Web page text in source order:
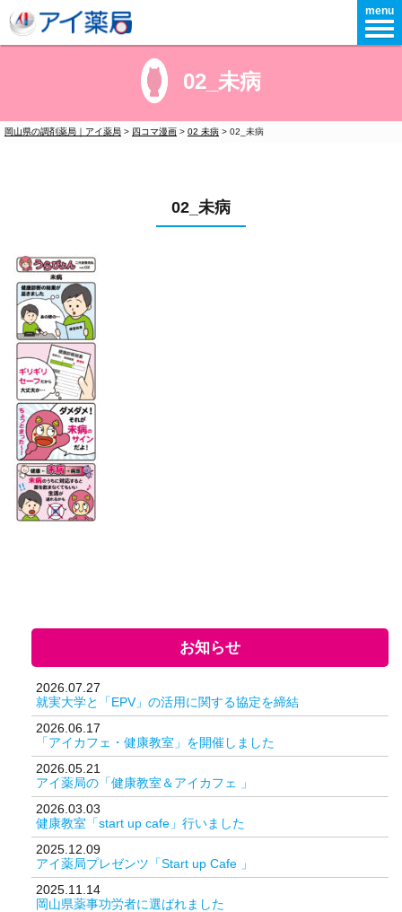
menu
02_未病
岡山県の調剤薬局｜アイ薬局 > 四コマ漫画 > 02 未病 > 02_未病
02_未病
お知らせ
2026.07.27
就実大学と「EPV」の活用に関する協定を締結
2026.06.17
「アイカフェ・健康教室」を開催しました
2026.05.21
アイ薬局の「健康教室＆アイカフェ 」
2026.03.03
健康教室「start up cafe」行いました
2025.12.09
アイ薬局プレゼンツ「Start up Cafe 」
2025.11.14
岡山県薬事功労者に選ばれました